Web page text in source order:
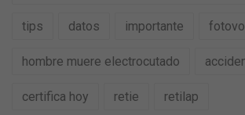
tips datos importante
hombre muere electrocutado
certifica hoy retie retilap